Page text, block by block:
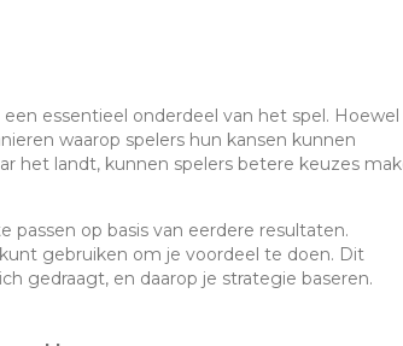
essentieel onderdeel van het spel.
waarop spelers hun kansen kunnen
het landt, kunnen spelers betere keuzes
passen op basis van eerdere resultaten.
gebruiken om je voordeel te doen. Dit
gedraagt, en daarop je strategie baseren.